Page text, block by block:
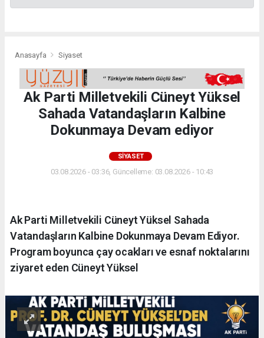
Anasayfa Siyaset
Ak Parti Milletvekili Cüneyt Yüksel
Sahada Vatandaşların Kalbine
Dokunmaya Devam ediyor
SIYASET
03.08.2026 - 03:36, Güncelleme: 03.08.2026 - 10:43
Ak Parti Milletvekili Cüneyt Yüksel Sahada
Vatandaşların Kalbine Dokunmaya Devam Ediyor.
Program boyunca çay ocakları ve esnaf noktalarını
ziyaret eden Cüneyt Yüksel